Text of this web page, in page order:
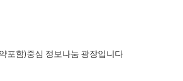
포함)중심 정보나눔 광장입니다